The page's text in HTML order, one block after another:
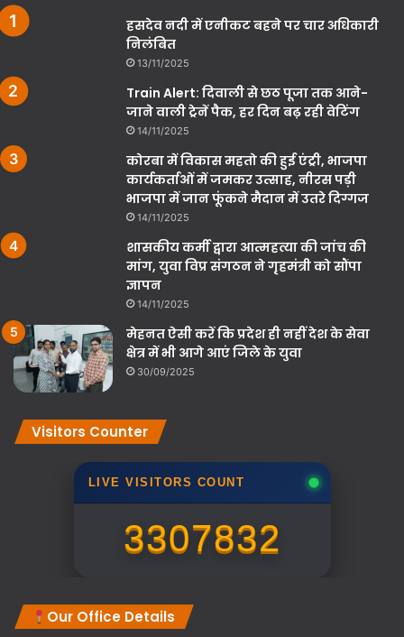
हसदेव नदी में एनीकट बहने पर चार अधिकारी
निलंबित
13/11/2025
Train Alert: दिवाली से छठ पूजा तक आने-
जाने वाली ट्रेनें पैक, हर दिन बढ़ रही वेटिंग
14/11/2025
कोरबा में विकास महतो की हुई एंट्री, भाजपा
कार्यकर्ताओं में जमकर उत्साह, नीरस पड़ी
भाजपा में जान फूंकने मैदान में उतरे दिग्गज
14/11/2025
शासकीय कर्मी द्वारा आत्महत्या की जांच की
मांग, युवा विप्र संगठन ने गृहमंत्री को सौंपा
ज्ञापन
14/11/2025
मेहनत ऐसी करें कि प्रदेश ही नहीं देश के सेवा
क्षेत्र में भी आगे आएं जिले के युवा
30/09/2025
Visitors Counter
LIVE VISITORS COUNT
3307832
Our Office Details